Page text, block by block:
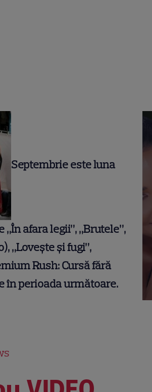
Septembrie este luna
afara legii”, „Brutele”,
„Loveşte şi fugi”,
Rush: Cursă fără
în perioada următoare.